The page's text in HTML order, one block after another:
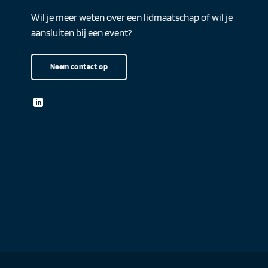
Wil je meer weten over een lidmaatschap of wil je
aansluiten bij een event?
Neem contact op